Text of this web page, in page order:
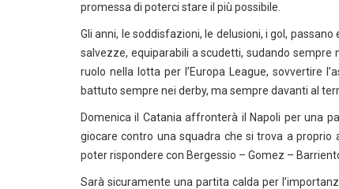
promessa di poterci stare il più possibile.
Gli anni, le soddisfazioni, le delusioni, i gol,
salvezze, equiparabili a scudetti, sudando
ruolo nella lotta per l’Europa League, sovvertire
battuto sempre nei derby, ma sempre davanti al
Domenica il Catania affronterà il Napoli per una
giocare contro una squadra che si trova a
poter rispondere con Bergessio – Gomez –
Sarà sicuramente una partita calda per